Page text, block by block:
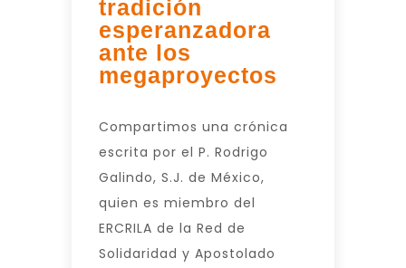
tradición
esperanzadora
ante los
megaproyectos
Compartimos una crónica
escrita por el P. Rodrigo
Galindo, S.J. de México,
quien es miembro del
ERCRILA de la Red de
Solidaridad y Apostolado